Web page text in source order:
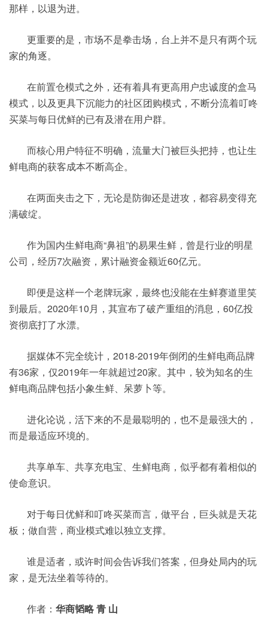
那样，以退为进。
更重要的是，市场不是拳击场，台上并不是只有两个玩
家的角逐。
在前置仓模式之外，还有着具有更高用户忠诚度的盒马
模式，以及更具下沉能力的社区团购模式，不断分流着叮咚
买菜与每日优鲜的已有及潜在用户群。
而核心用户特征不明确，流量大门被巨头把持，也让生
鲜电商的获客成本不断高企。
在两面夹击之下，无论是防御还是进攻，都容易变得充
满破绽。
作为国内生鲜电商“鼻祖”的易果生鲜，曾是行业的明星
公司，经历7次融资，累计融资金额近60亿元。
即便是这样一个老牌玩家，最终也没能在生鲜赛道里笑
到最后。2020年10月，其宣布了破产重组的消息，60亿投
资彻底打了水漂。
据媒体不完全统计，2018-2019年倒闭的生鲜电商品牌
有36家，仅2019年一年就超过20家。其中，较为知名的生
鲜电商品牌包括小象生鲜、呆萝卜等。
进化论说，活下来的不是最聪明的，也不是最强大的，
而是最适应环境的。
共享单车、共享充电宝、生鲜电商，似乎都有着相似的
使命意识。
对于每日优鲜和叮咚买菜而言，做平台，巨头就是天花
板；做自营，商业模式难以独立支撑。
谁是适者，或许时间会告诉我们答案，但身处局内的玩
家，是无法坐着等待的。
作者： 华商韬略 青 山